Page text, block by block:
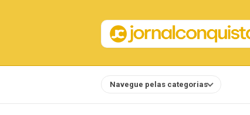
Navegue pelas categorias